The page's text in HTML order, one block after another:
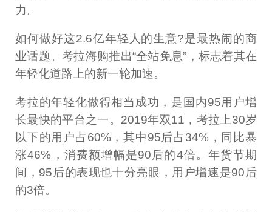
力。
如何做好这2.6亿年轻人的生意?是最热闹的商
业话题。考拉海购推出“全站免息”，标志着其在
年轻化道路上的新一轮加速。
考拉的年轻化做得相当成功，是国内95用户增
长最快的平台之一。2019年双11，考拉上30岁
以下的用户占60%，其中95后占34%，同比暴
涨46%，消费额增幅是90后的4倍。年货节期
间，95后的表现也十分亮眼，用户增速是90后
的3倍。